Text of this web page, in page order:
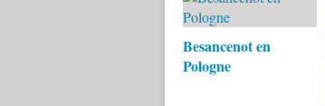
Besancenot en
Pologne